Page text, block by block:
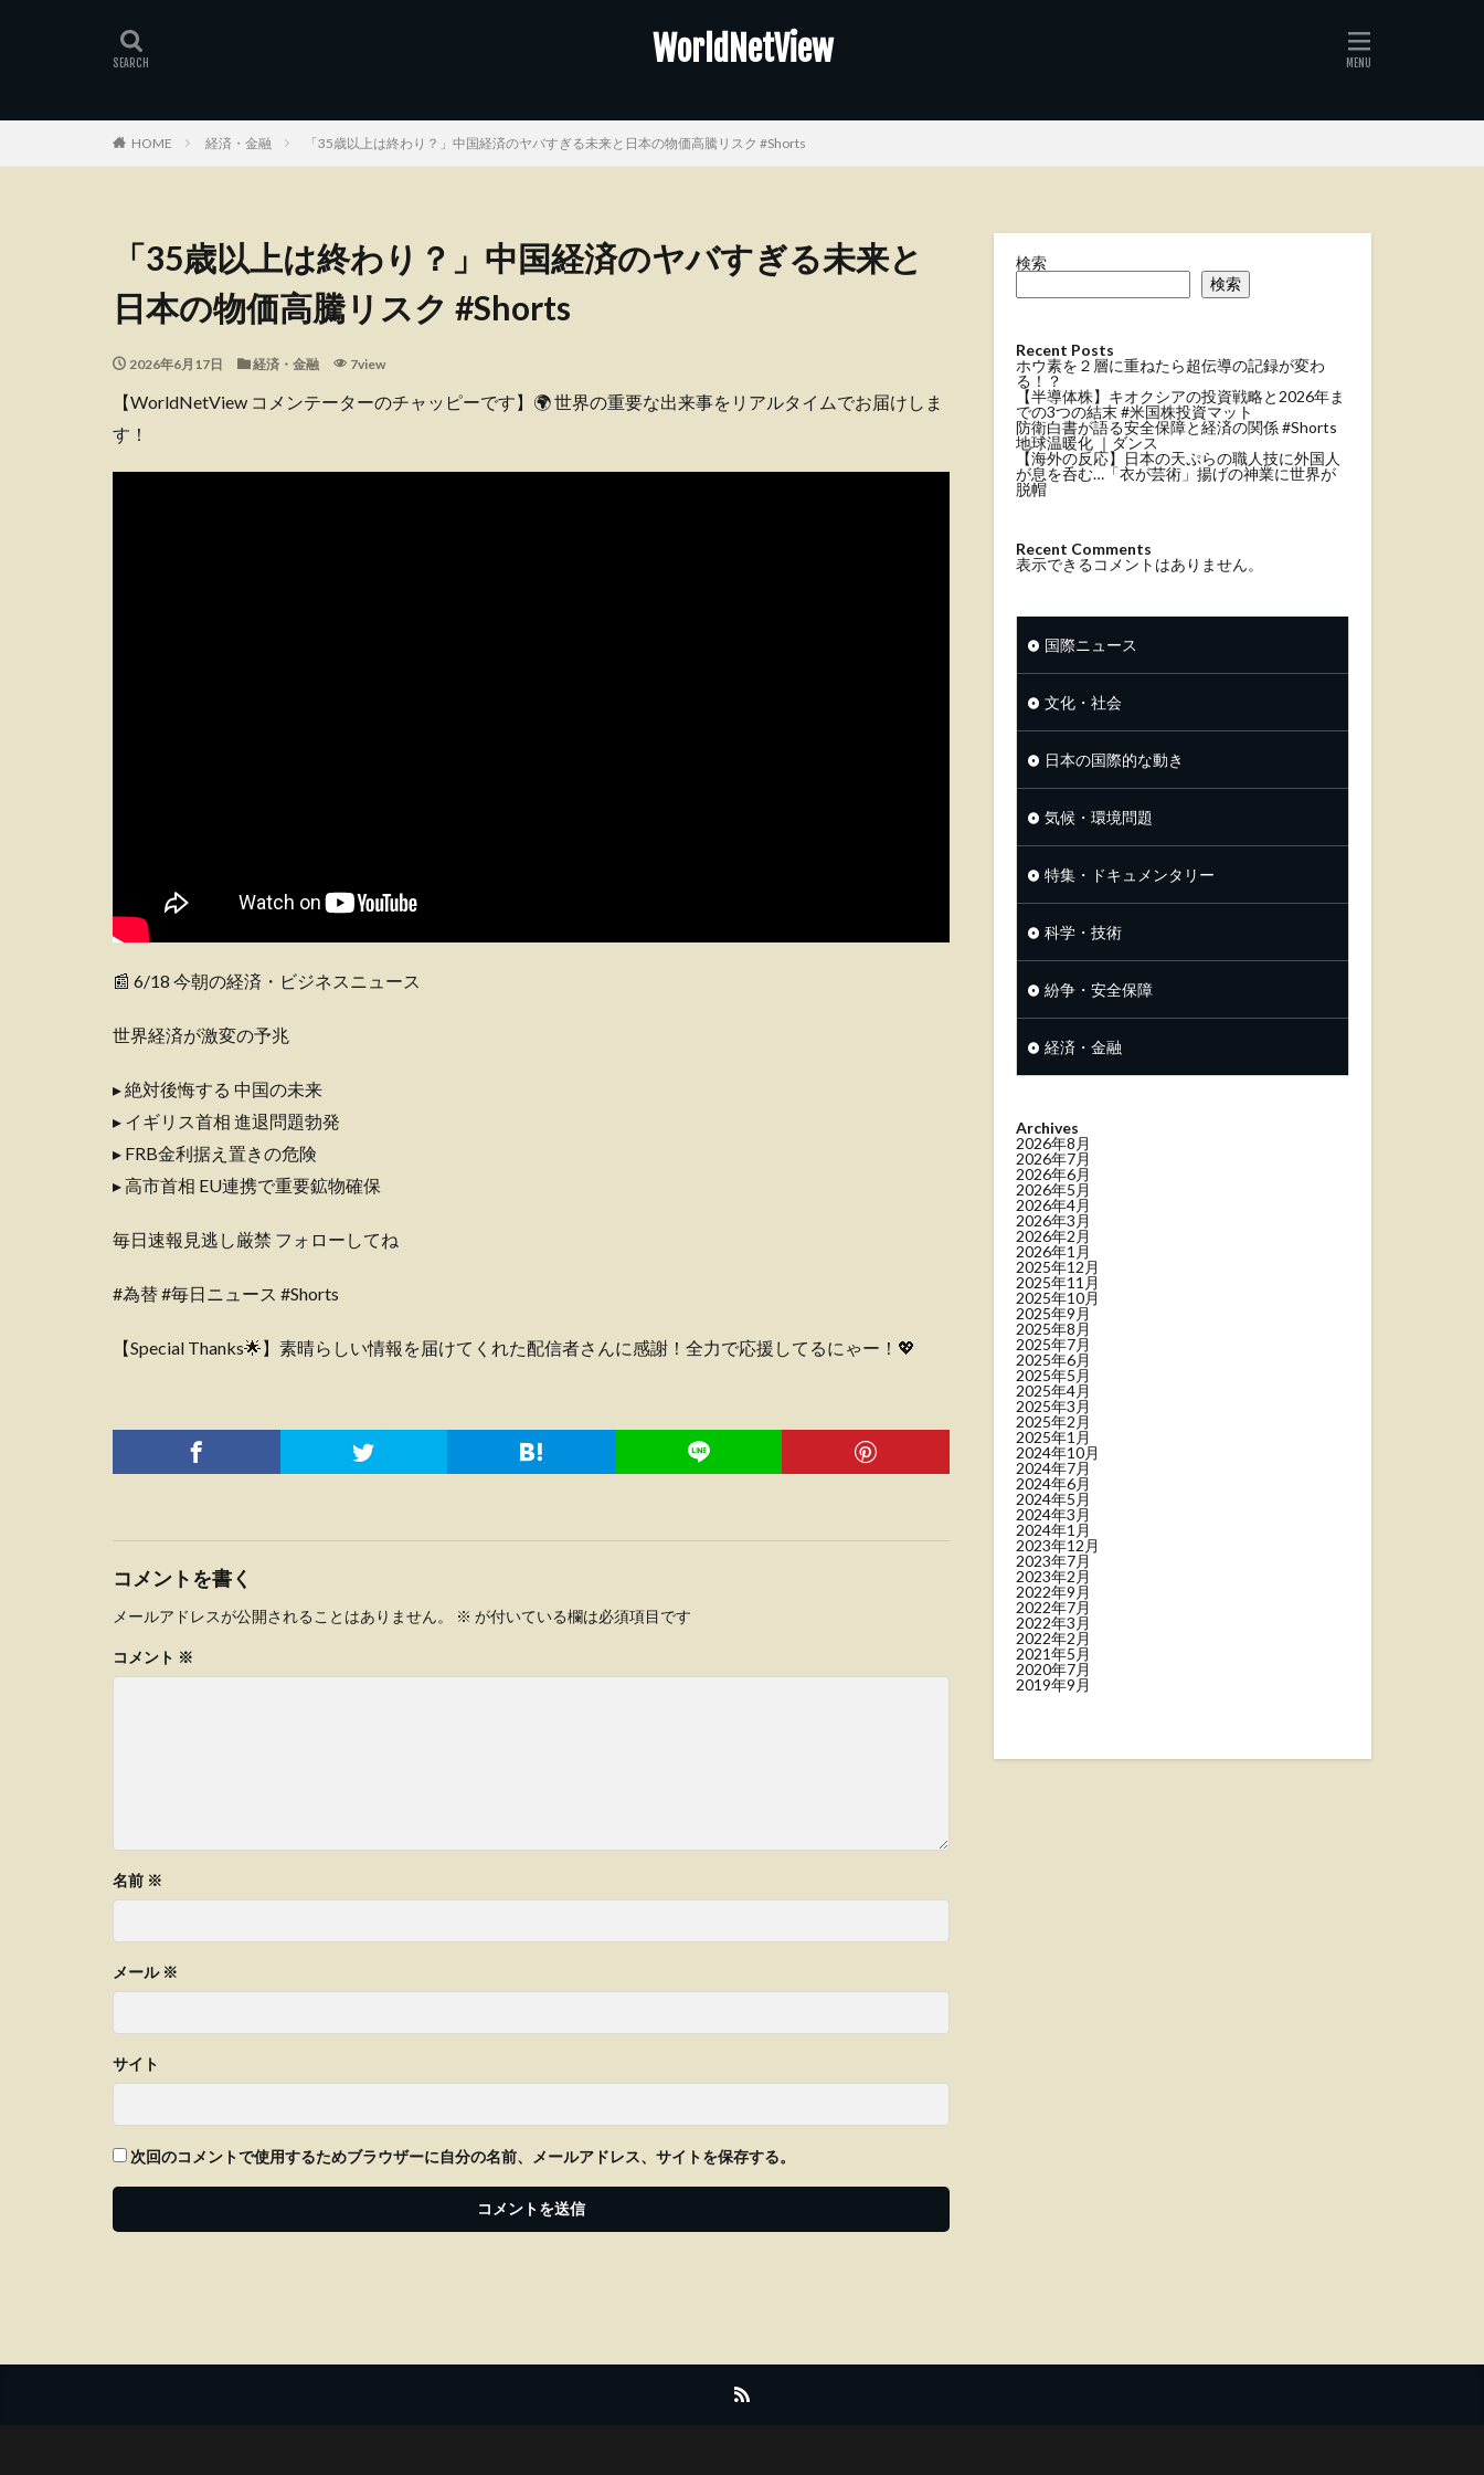
WorldNetView
HOME 経済・金融 「35歳以上は終わり？」中国経済のヤバすぎる未来と日本の物価高騰リスク #Shorts
「35歳以上は終わり？」中国経済のヤバすぎる未来と
日本の物価高騰リスク #Shorts
2026年6月17日 経済・金融 7view
【WorldNetView コメンテーターのチャッピーです】🌍 世界の重要な出来事をリアルタイムでお届けしま
す！
📰 6/18 今朝の経済・ビジネスニュース
世界経済が激変の予兆
▸ 絶対後悔する 中国の未来
▸ イギリス首相 進退問題勃発
▸ FRB金利据え置きの危険
▸ 高市首相 EU連携で重要鉱物確保
毎日速報見逃し厳禁 フォローしてね
#為替 #毎日ニュース #Shorts
【Special Thanks🌟】素晴らしい情報を届けてくれた配信者さんに感謝！全力で応援してるにゃー！💖
コメントを書く
メールアドレスが公開されることはありません。 ※ が付いている欄は必須項目です
コメント ※
名前 ※
メール ※
サイト
次回のコメントで使用するためブラウザーに自分の名前、メールアドレス、サイトを保存する。
検索
検索
Recent Posts
ホウ素を２層に重ねたら超伝導の記録が変わ
る！？
【半導体株】キオクシアの投資戦略と2026年ま
での3つの結末 #米国株投資マット
防衛白書が語る安全保障と経済の関係 #Shorts
地球温暖化 ｜ダンス
【海外の反応】日本の天ぷらの職人技に外国人
が息を呑む…「衣が芸術」揚げの神業に世界が
脱帽
Recent Comments
表示できるコメントはありません。
国際ニュース
文化・社会
日本の国際的な動き
気候・環境問題
特集・ドキュメンタリー
科学・技術
紛争・安全保障
経済・金融
Archives
2026年8月
2026年7月
2026年6月
2026年5月
2026年4月
2026年3月
2026年2月
2026年1月
2025年12月
2025年11月
2025年10月
2025年9月
2025年8月
2025年7月
2025年6月
2025年5月
2025年4月
2025年3月
2025年2月
2025年1月
2024年10月
2024年7月
2024年6月
2024年5月
2024年3月
2024年1月
2023年12月
2023年7月
2023年2月
2022年9月
2022年7月
2022年3月
2022年2月
2021年5月
2020年7月
2019年9月